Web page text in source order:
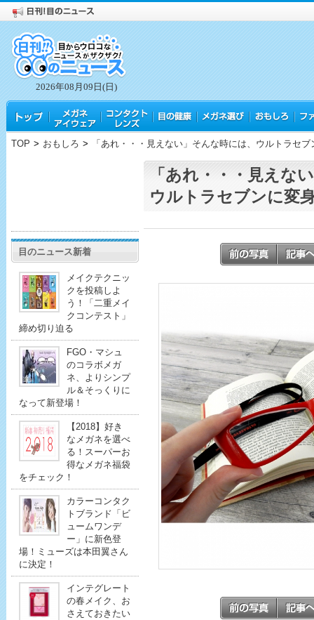
2026年08月09日(日)
TOP > おもしろ > 「あれ・・・見えない」そんな時には、ウルトラセブ
目のニュース新着
メイクテクニッ
クを投稿しよ
う！「二重メイ
クコンテスト」
締め切り迫る
FGO・マシュ
のコラボメガ
ネ、よりシンプ
ル＆そっくりに
なって新登場！
【2018】好き
なメガネを選べ
る！スーパーお
得なメガネ福袋
をチェック！
カラーコンタク
トブランド「ビ
ュームワンデ
ー」に新色登
場！ミューズは本田翼さん
に決定！
インテグレート
の春メイク、お
さえておきたい
「あれ・・・見えな
ウルトラセブンに変